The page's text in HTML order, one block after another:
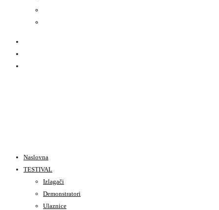
Naslovna
TESTIVAL
Izlagači
Demonstratori
Ulaznice